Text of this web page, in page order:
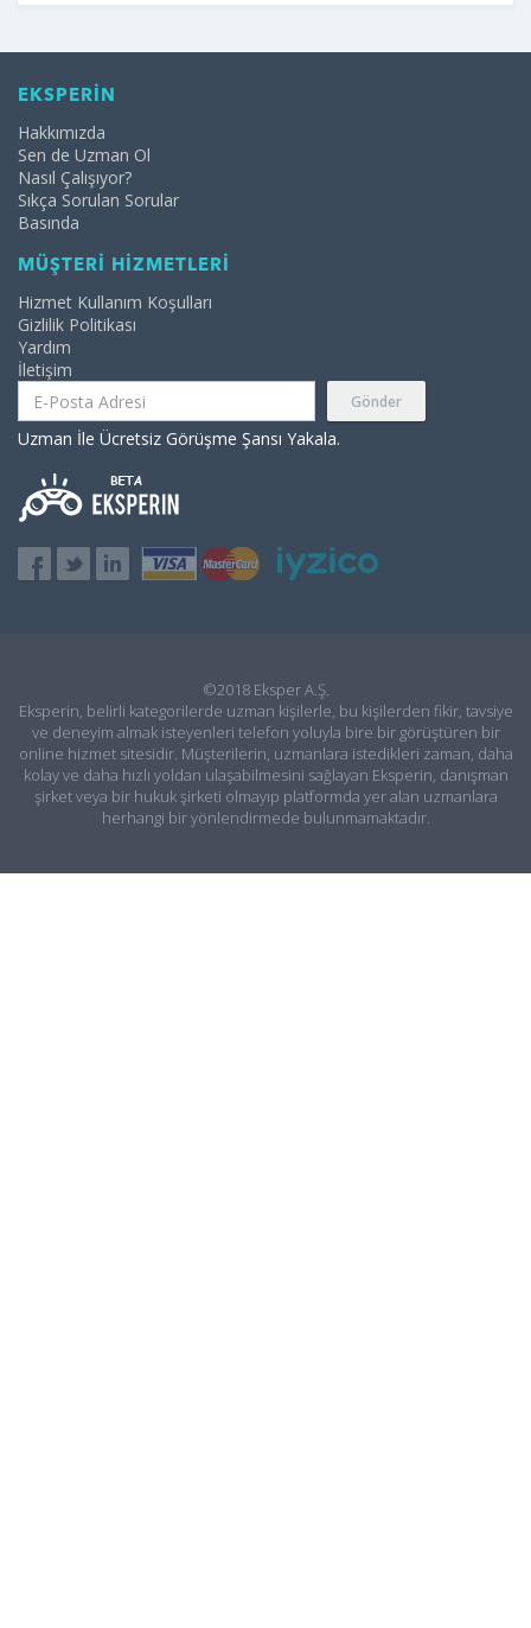
EKSPERİN
Hakkımızda
Sen de Uzman Ol
Nasıl Çalışıyor?
Sıkça Sorulan Sorular
Basında
MÜŞTERİ HİZMETLERİ
Hizmet Kullanım Koşulları
Gizlilik Politikası
Yardım
İletişim
Gönder
Uzman İle Ücretsiz Görüşme Şansı Yakala.
©2018 Eksper A.Ş.
Eksperin, belirli kategorilerde uzman kişilerle, bu kişilerden fikir, tavsiye
ve deneyim almak isteyenleri telefon yoluyla bire bir görüştüren bir
online hizmet sitesidir. Müşterilerin, uzmanlara istedikleri zaman, daha
kolay ve daha hızlı yoldan ulaşabilmesini sağlayan Eksperin, danışman
şirket veya bir hukuk şirketi olmayıp platformda yer alan uzmanlara
herhangi bir yönlendirmede bulunmamaktadır.